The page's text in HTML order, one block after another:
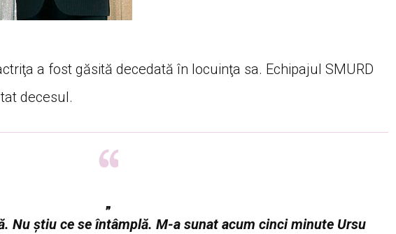
a fost găsită decedată în locuinţa sa. Echipajul SMURD
decesul.
„
Nu ştiu ce se întâmplă. M-a sunat acum cinci minute Ursu